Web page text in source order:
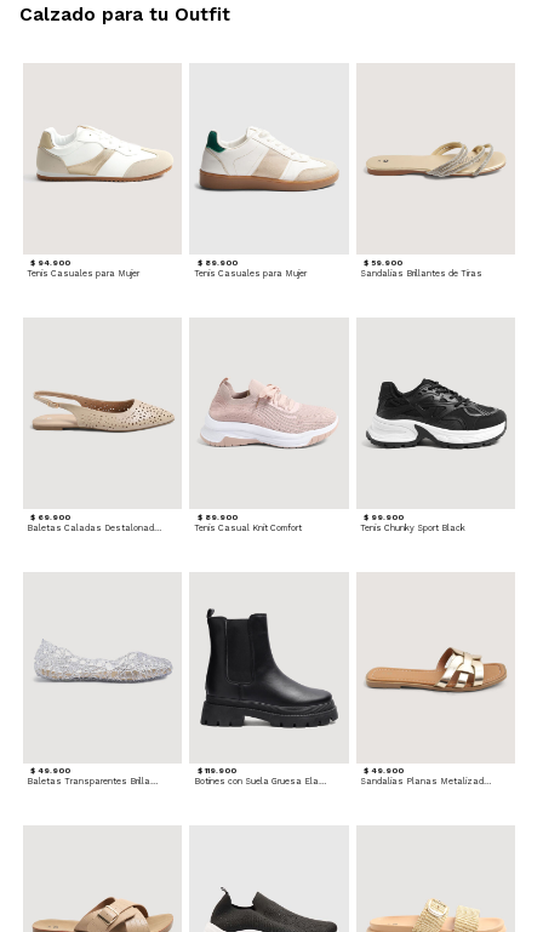
$ 94.900
Tenis Casuales para Mujer
$ 89.900
Tenis Casuales para Mujer
$ 59.900
Sandalias Brillantes de Tiras
$ 69.900 $ 89.900
Tenis Casual Knit Comfort
$ 99.900
Tenis Chunky Sport Black
$ 49.900
Baletas Transparentes Brillantes
$ 119.900
Botines con Suela Gruesa Elastizada
$ 49.900
Sandalias Planas Metalizadas
Calzado para tu Outfit